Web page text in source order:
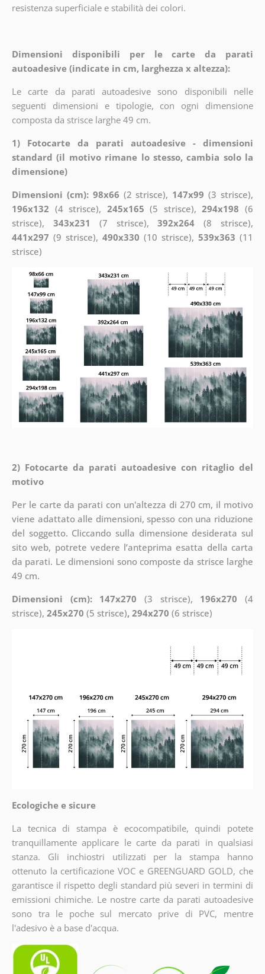
resistenza superficiale e stabilità dei colori.
Dimensioni disponibili per le carte da parati
autoadesive (indicate in cm, larghezza x altezza):
Le carte da parati autoadesive sono disponibili nelle
seguenti dimensioni e tipologie, con ogni dimensione
composta da strisce larghe 49 cm.
1) Fotocarte da parati autoadesive - dimensioni
standard (il motivo rimane lo stesso, cambia solo la
dimensione)
Dimensioni (cm): 98x66 (2 strisce), 147x99 (3 strisce),
196x132 (4 strisce), 245x165 (5 strisce),294x198 (6
strisce), 343x231 (7 strisce),392x264 (8 strisce),
441x297 (9 strisce), 490x330 (10 strisce),539x363 (11
strisce)
2) Fotocarte da parati autoadesive con ritaglio del
motivo
Per le carte da parati con un'altezza di 270 cm, il motivo
viene adattato alle dimensioni, spesso con una riduzione
del soggetto. Cliccando sulla dimensione desiderata sul
sito web, potrete vedere l’anteprima esatta della carta
da parati. Le dimensioni sono composte da strisce larghe
49 cm.
Dimensioni (cm): 147x270 (3 strisce), 196x270 (4
strisce), 245x270 (5 strisce), 294x270 (6 strisce)
Ecologiche e sicure
La tecnica di stampa è ecocompatibile, quindi potete
tranquillamente applicare le carte da parati in qualsiasi
stanza. Gli inchiostri utilizzati per la stampa hanno
ottenuto la certificazione VOC e GREENGUARD GOLD, che
garantisce il rispetto degli standard più severi in termini di
emissioni chimiche. Le nostre carte da parati autoadesive
sono tra le poche sul mercato prive di PVC, mentre
l'adesivo è a base d'acqua.